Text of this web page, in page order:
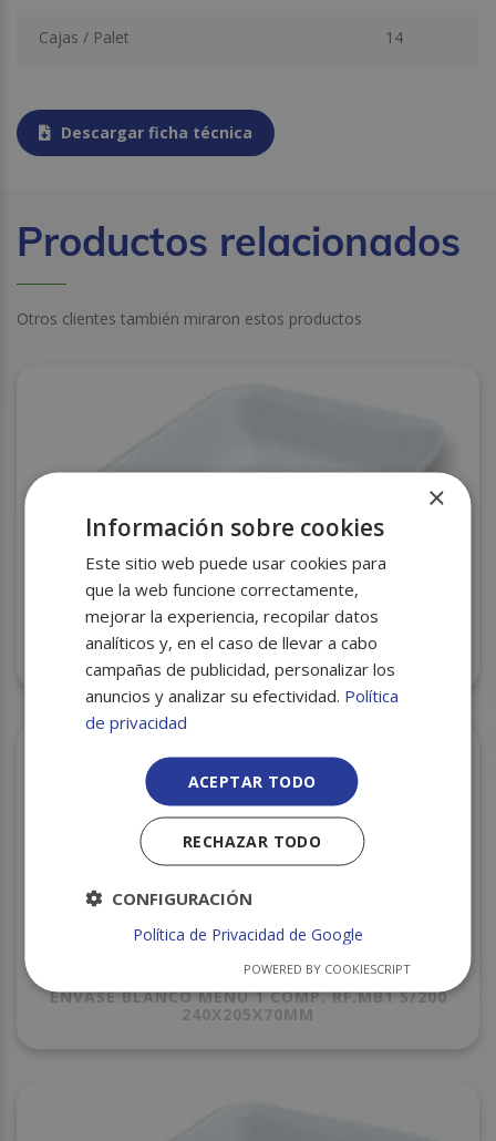
Cajas / Palet 14
Descargar ficha técnica
Productos relacionados
Otros clientes también miraron estos productos
BANDEJA CORCHO CXI-86 BLANCA 210X155X31
S/800
ENVASE BLANCO MENU 1 COMP. RF.MB1 S/200
240X205X70MM
×
Información sobre cookies
Este sitio web puede usar cookies para
que la web funcione correctamente,
mejorar la experiencia, recopilar datos
analíticos y, en el caso de llevar a cabo
campañas de publicidad, personalizar los
anuncios y analizar su efectividad. Política
de privacidad
ACEPTAR TODO
RECHAZAR TODO
CONFIGURACIÓN
Política de Privacidad de Google
POWERED BY COOKIESCRIPT